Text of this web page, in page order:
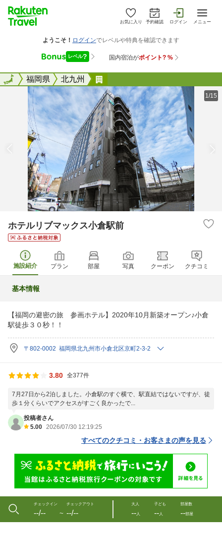
お気に入り 予約確認 ログイン メニュー
全国福岡県 北九州
全国
1/15
ホテルリブマックス小倉駅前
施設紹介 プラン 部屋 写真 クーポン クチコミ
基本情報
【福岡の避密の旅 参画ホテル】2020年10月新築オープン♪小倉
駅徒歩３０秒！！
〒802-0002 福岡県北九州市小倉北区京町2-3-2
3.80 全377件
7月27日から2泊しました。小倉駅のすぐ横で、駅直結ではないですが、徒
歩１分くらいでアクセスがすごく良かったで...
投稿者さん
5.00 2026/07/30 12:19:25
すべてのクチコミ・お客さまの声を見る
チェックイン
--/-- 〜
チェックアウト
--/--
大人
--人
子ども
--人
部屋数
--部屋